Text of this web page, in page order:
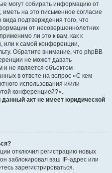
могут собирать информацию от
на это письменное согласие
подтверждения того, что
от несовершеннолетних
ли это к вам, как к
или к самой конференции,
Обратите внимание, что phpBB
не может давать
и не является объектом
в ответе на вопрос «С кем
использования и/или
конференцией?».
акт не имеет юридической
отключил регистрацию новых
заблокировал ваш IP-адрес или
зарегистрироваться.